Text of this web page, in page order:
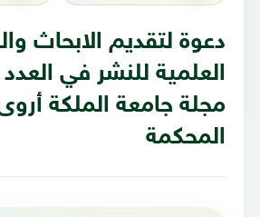
دعوة لتقديم الابحاث
مجلة جامعة الملكة
المحكمة